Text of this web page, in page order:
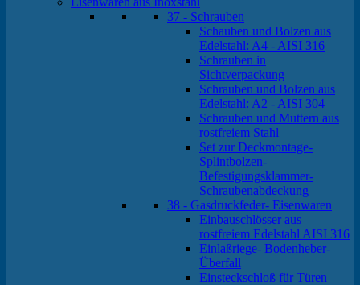
37 - Schrauben
Schauben und Bolzen aus
Edelstahl: A4 - AISI 316
Schrauben in
Sichtverpackung
Schrauben und Bolzen aus
Edelstahl: A2 - AISI 304
Schrauben und Muttern aus
rostfreiem Stahl
Set zur Deckmontage-
Splintbolzen-
Befestigungsklammer-
Schraubenabdeckung
38 - Gasdruckfeder- Eisenwaren
Einbauschlösser aus
rostfreiem Edelstahl AISI 316
Einlaßriege- Bodenheber-
Überfall
Einsteckschloß für Türen